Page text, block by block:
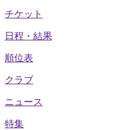
チケット
日程・結果
順位表
クラブ
ニュース
特集